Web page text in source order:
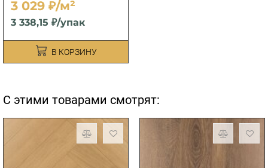
3 029 ₽/м²
3 338,15 ₽/упак
В КОРЗИНУ
С этими товарами смотрят: